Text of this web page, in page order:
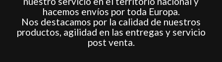
hacemos envíos por toda Europa.
Nos destacamos por la calidad de nuestros
productos, agilidad en las entregas y servicio
post venta.